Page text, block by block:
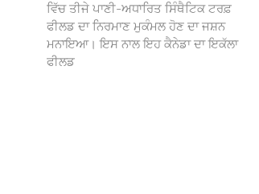
ਵਿੱਚ ਤੀਜੇ ਪਾਣੀ-ਅਧਾਰਿਤ ਸਿੰਥੈਟਿਕ ਟਰਫ਼
ਫੀਲਡ ਦਾ ਨਿਰਮਾਣ ਮੁਕੰਮਲ ਹੋਣ ਦਾ ਜਸ਼ਨ
ਮਨਾਇਆ। ਇਸ ਨਾਲ ਇਹ ਕੈਨੇਡਾ ਦਾ ਇਕੱਲਾ
ਫੀਲਡ